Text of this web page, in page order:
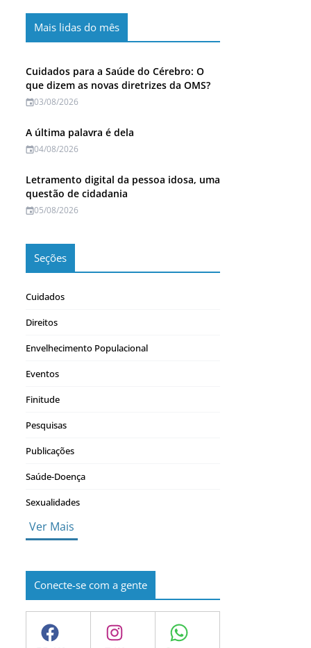
Mais lidas do mês
Cuidados para a Saúde do Cérebro: O
que dizem as novas diretrizes da OMS?
03/08/2026
A última palavra é dela
04/08/2026
Letramento digital da pessoa idosa, uma
questão de cidadania
05/08/2026
Seções
Cuidados
Direitos
Envelhecimento Populacional
Eventos
Finitude
Pesquisas
Publicações
Saúde-Doença
Sexualidades
Ver Mais
Conecte-se com a gente
Facebook Instagram WhatsApp